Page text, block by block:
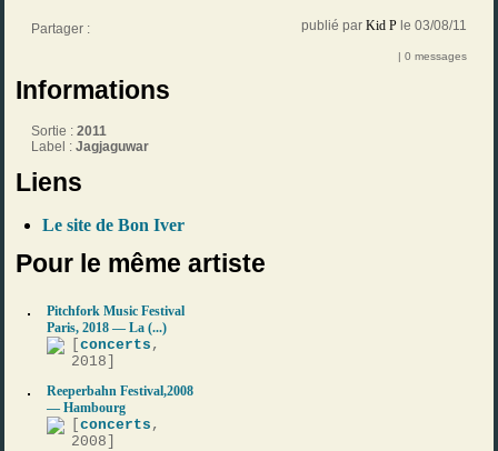
Partager : publié par Kid P le 03/08/11
| 0 messages
Informations
Sortie :2011
Label :Jagjaguwar
Liens
Le site de Bon Iver
Pour le même artiste
Pitchfork Music Festival
Paris, 2018 — La (...)
[concerts ,
2018]
Reeperbahn Festival,2008
— Hambourg
[concerts ,
2008]